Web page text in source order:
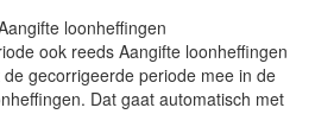
loonheffingen
ook reeds Aangifte loonheffingen
gecorrigeerde periode mee in de
Dat gaat automatisch met